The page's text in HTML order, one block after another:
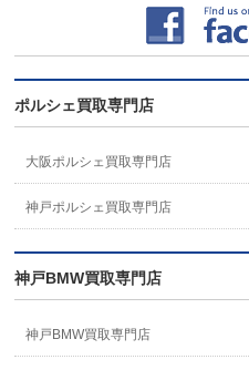
ポルシェ買取専門店
大阪ポルシェ買取専門店
神戸ポルシェ買取専門店
神戸BMW買取専門店
神戸BMW買取専門店